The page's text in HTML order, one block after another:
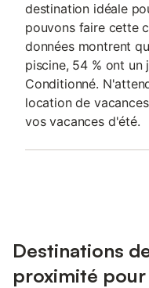
destination idéale
pouvons faire cette
données montrent
piscine, 54 % ont un
Conditionné.
location de
vos vacances d'été.
Destinations
proximité pour